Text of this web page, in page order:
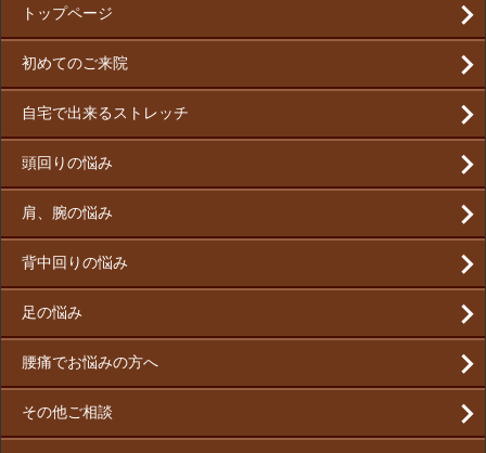
トップページ
初めてのご来院
自宅で出来るストレッチ
頭回りの悩み
肩、腕の悩み
背中回りの悩み
足の悩み
腰痛でお悩みの方へ
その他ご相談